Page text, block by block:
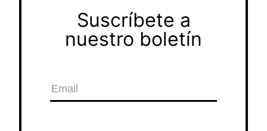
Suscríbete a
nuestro boletín